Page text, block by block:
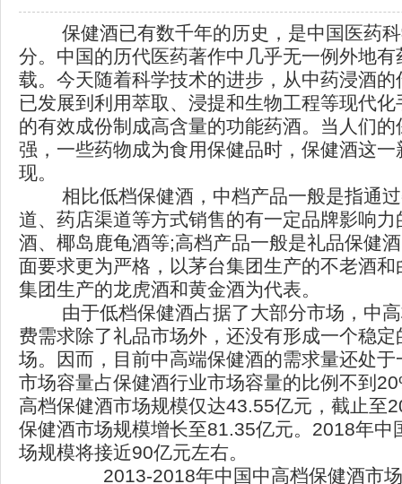
保健酒已有数千年的历史，是中国医药科
分。中国的历代医药著作中几乎无一例外地
载。今天随着科学技术的进步，从中药浸酒
已发展到利用萃取、浸提和生物工程等现代
的有效成份制成高含量的功能药酒。当人们
强，一些药物成为食用保健品时，保健酒这
现。
相比低档保健酒，中档产品一般是指通过
道、药店渠道等方式销售的有一定品牌影响
酒、椰岛鹿龟酒等;高档产品一般是礼品保健
面要求更为严格，以茅台集团生产的不老酒
集团生产的龙虎酒和黄金酒为代表。
由于低档保健酒占据了大部分市场，中高
费需求除了礼品市场外，还没有形成一个稳
场。因而，目前中高端保健酒的需求量还处
市场容量占保健酒行业市场容量的比例不到
高档保健酒市场规模仅达43.55亿元，截止至
保健酒市场规模增长至81.35亿元。2018年中
场规模将接近90亿元左右。
2013-2018年中国中高档保健酒市